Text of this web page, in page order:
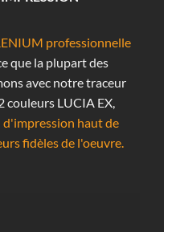
professionnelle
que la plupart des
avec notre traceur
LUCIA EX,
d'impression haut de
fidèles de l'oeuvre.